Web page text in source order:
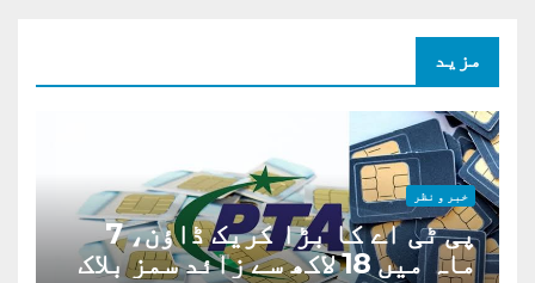
مزید
خبر و نظر
پی ٹی اے کا بڑا کریک ڈاؤن، 7
ماہ میں 18 لاکھ سے زائد سمز بلاک